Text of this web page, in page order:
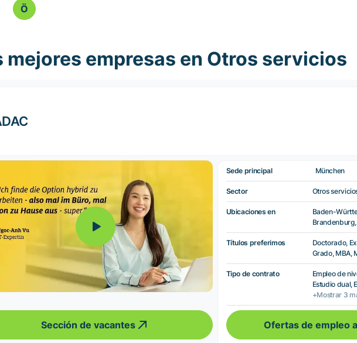
Ö
mejores empresas en Otros servicios
Sección de vacantes
Sede principal München
Sector Otros
Ubicaciones en
Baden-
Títulos preferimos
Doctorado,
Grado, MBA,
Tipo de contrato
Empleo de
Estudio dual,
+Mostrar 3
Ofertas de empleo